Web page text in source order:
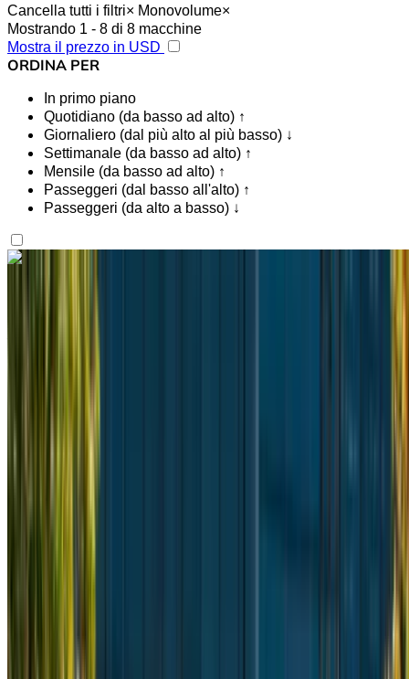
Cancella tutti i filtri× Monovolume×
Mostrando 1 - 8 di 8 macchine
Mostra il prezzo in USD
ORDINA PER
In primo piano
Quotidiano (da basso ad alto) ↑
Giornaliero (dal più alto al più basso) ↓
Settimanale (da basso ad alto) ↑
Mensile (da basso ad alto) ↑
Passeggeri (dal basso all'alto) ↑
Passeggeri (da alto a basso) ↓
Ti piace quello che vedi?
Mercedes Benz Vito 2024
/ mo.
Rabat Sale, Rabat